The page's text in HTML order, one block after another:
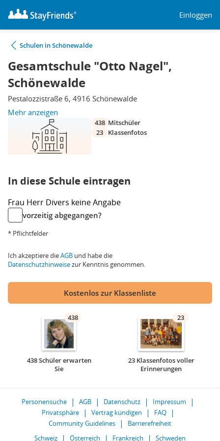
Einloggen
Schulen in Schönewalde
Gesamtschule "Otto Nagel",
Schönewalde
Pestalozzistraße 6, 4916 Schönewalde
Mehr anzeigen
438 Mitschüler
23
Klassenfotos
In diese Schule eintragen
Frau Herr Divers keine Angabe
vorzeitig abgegangen?
* Pflichtfelder
Ich akzeptiere dieAGB und habe die
Datenschutzhinweisezur Kenntnis genommen.
Kostenlos zur Klassenliste
438
438 Schüler erwarten
Sie
23
23 Klassenfotos voller
Erinnerungen
Personensuche AGB Datenschutz
Impressum
Privatsphäre
Vertrag kündigen
FAQ
Community Guidelines
Barrierefreiheit
Schweiz
Österreich Frankreich Schweden